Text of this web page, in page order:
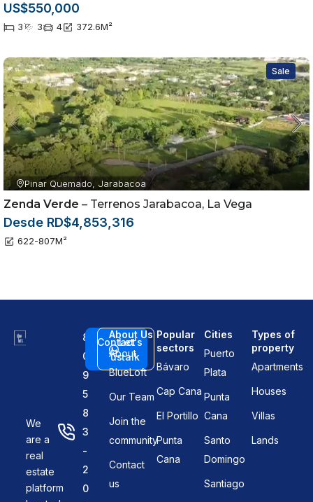
US$550,000
3 3 4 372.6M²
Sale
Pinar Quemado, Jarabacoa
Zenda Verde – Terrenos Jarabacoa, La Vega
Desde RD$4,853,316
622-807M²
We
are a
real
estate
platform
8
0
9
5
8
3
-
2
0
Contact
us
Let's
talk
About Us
About
BlueLoft
Our Team
Join the
community
Contact
us
Popular
sectors
Bávaro
Cap Cana
El Portillo
Punta
Cana
Cities
Puerto
Plata
Punta
Cana
Santo
Domingo
Santiago
Types of
property
Apartments
Houses
Villas
Lands